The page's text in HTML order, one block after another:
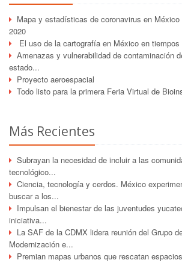
Mapa y estadísticas de coronavirus en
2020
El uso de la cartografía en México en tiempos
Amenazas y vulnerabilidad de contaminación
estado...
Proyecto aeroespacial
Todo listo para la primera Feria Virtual de
Más Recientes
Subrayan la necesidad de incluir a las
tecnológico...
Ciencia, tecnología y cerdos. México
buscar a los...
Impulsan el bienestar de las juventudes
iniciativa...
La SAF de la CDMX lidera reunión del Grupo
Modernización e...
Premian mapas urbanos que rescatan